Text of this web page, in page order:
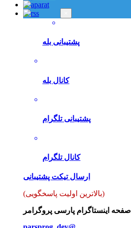
پشتیبانی بله
کانال بله
پشتیبانی تلگرام
کانال تلگرام
ارسال تیکت پشتیبانی
(بالاترین اولیت پاسخگویی)
صفحه اینستاگرام پارسی پروگرامر